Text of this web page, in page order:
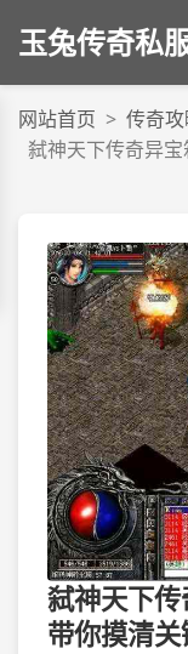
玉兔传奇私
网站首页 > 传奇
弑神天下传奇异
弑神天下
带你摸清